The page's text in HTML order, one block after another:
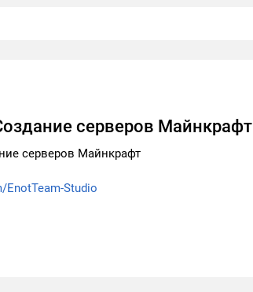
серверов Майнкрафт
серверов Майнкрафт
EnotTeam-Studio